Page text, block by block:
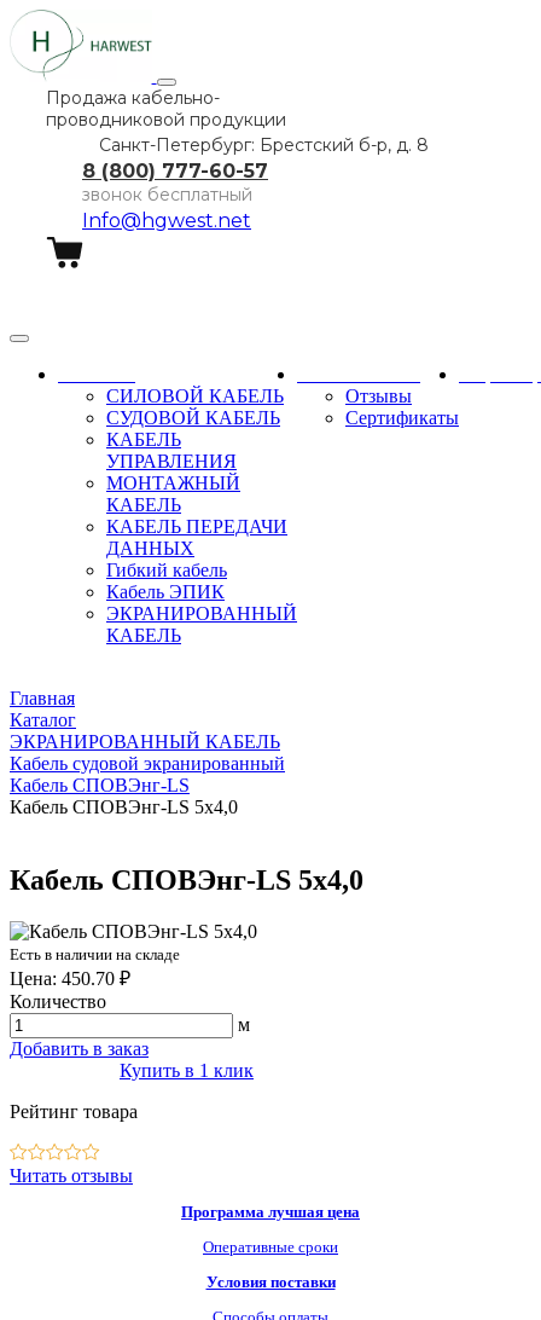
Продажа кабельно-
проводниковой продукции
Санкт-Петербург: Брестский б-р, д. 8
8 (800) 777-60-57
звонок бесплатный
Info@hgwest.net
СИЛОВОЙ КАБЕЛЬ
СУДОВОЙ КАБЕЛЬ
КАБЕЛЬ
УПРАВЛЕНИЯ
МОНТАЖНЫЙ
КАБЕЛЬ
КАБЕЛЬ ПЕРЕДАЧИ
ДАННЫХ
Гибкий кабель
Кабель ЭПИК
ЭКРАНИРОВАННЫЙ
КАБЕЛЬ
Отзывы
Сертификаты
Главная
Каталог
ЭКРАНИРОВАННЫЙ КАБЕЛЬ
Кабель судовой экранированный
Кабель СПОВЭнг-LS
Кабель СПОВЭнг-LS 5х4,0
Кабель СПОВЭнг-LS 5х4,0
Есть в наличии на складе
Цена: 450.70 ₽
Количество
м
Добавить в заказ
Купить в 1 клик
Рейтинг товара
Читать отзывы
Программа лучшая цена
Оперативные сроки
Условия поставки